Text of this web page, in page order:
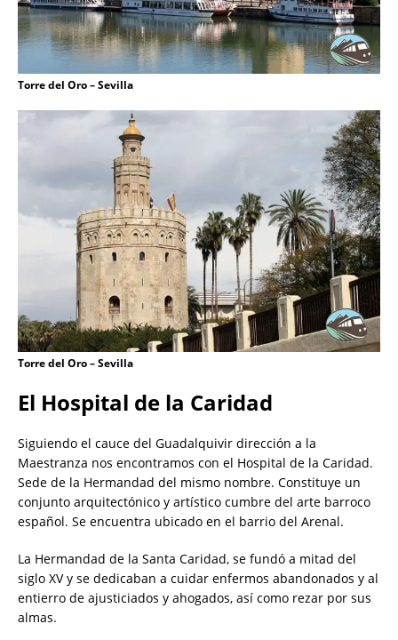
Torre del Oro – Sevilla
Torre del Oro – Sevilla
El Hospital de la Caridad
Siguiendo el cauce del Guadalquivir dirección a la
Maestranza nos encontramos con el Hospital de la Caridad.
Sede de la Hermandad del mismo nombre. Constituye un
conjunto arquitectónico y artístico cumbre del arte barroco
español. Se encuentra ubicado en el barrio del Arenal.
La Hermandad de la Santa Caridad, se fundó a mitad del
siglo XV y se dedicaban a cuidar enfermos abandonados y al
entierro de ajusticiados y ahogados, así como rezar por sus
almas.